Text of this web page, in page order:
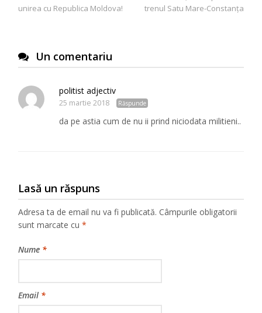
articole
trenul Satu Mare-Constanța
unirea cu Republica Moldova!
Un comentariu
politist adjectiv
25 martie 2018 Răspunde
da pe astia cum de nu ii prind niciodata militieni..
Lasă un răspuns
Adresa ta de email nu va fi publicată. Câmpurile obligatorii
sunt marcate cu*
Nume *
Email *